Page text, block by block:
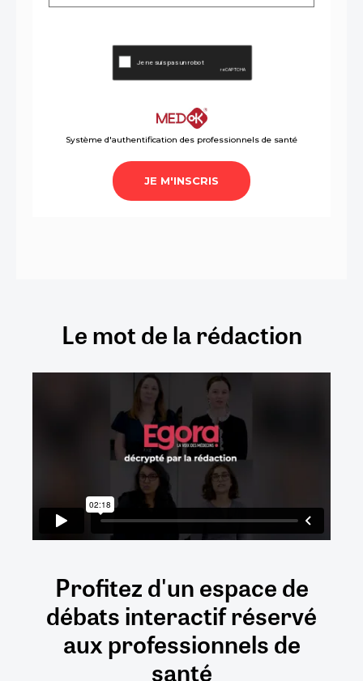
Le mot de la rédaction
Profitez d'un espace de
débatsinteractifréservé
auxprofessionnels de
santé